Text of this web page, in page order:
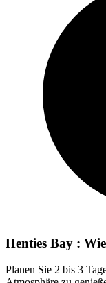
Henties Bay :
Planen Sie 2 bis 3